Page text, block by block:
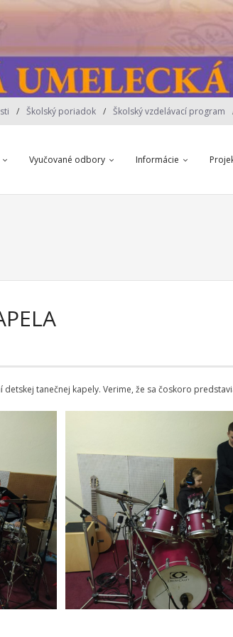
Školský poriadok Školský vzdelávací program
Vyučované odbory Informácie
detskej tanečnej kapely. Verime, že sa čoskoro